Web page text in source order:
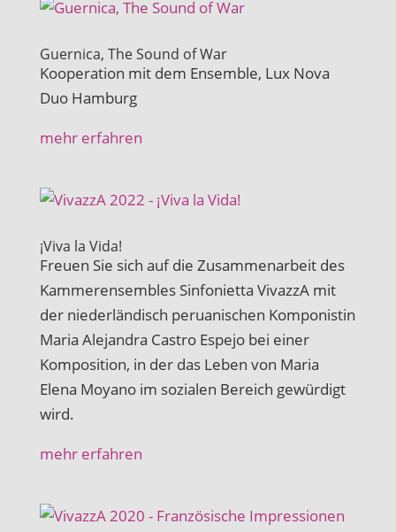
Guernica, The Sound of War
Kooperation mit dem Ensemble, Lux Nova
Duo Hamburg
mehr erfahren
¡Viva la Vida!
Freuen Sie sich auf die Zusammenarbeit des
Kammerensembles Sinfonietta VivazzA mit
der niederländisch peruanischen Komponistin
Maria Alejandra Castro Espejo bei einer
Komposition, in der das Leben von Maria
Elena Moyano im sozialen Bereich gewürdigt
wird.
mehr erfahren